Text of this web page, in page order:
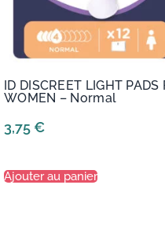
ID DISCREET LIGHT PADS
WOMEN – Normal
3,75€
Ajouter au panier